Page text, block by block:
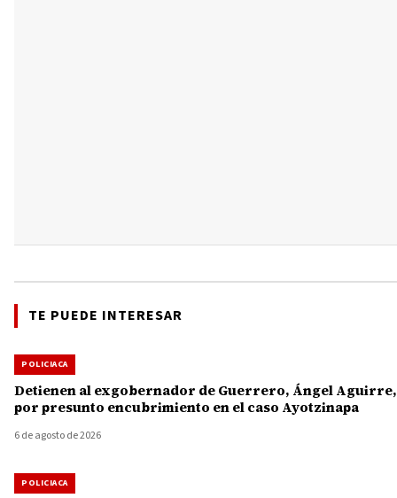
TE PUEDE INTERESAR
POLICIACA
Detienen al exgobernador de Guerrero, Ángel Aguirre,
por presunto encubrimiento en el caso Ayotzinapa
6 de agosto de 2026
POLICIACA